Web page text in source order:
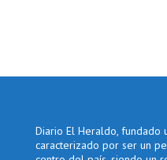
Diario El Heraldo, fundado
caracterizado por ser un